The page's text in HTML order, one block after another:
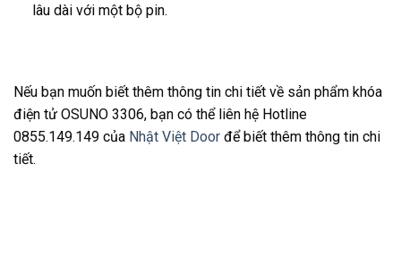
lâu dài với một bộ pin.
Nếu bạn muốn biết thêm thông tin chi tiết về sản phẩm khóa
điện tử OSUNO 3306, bạn có thể liên hệ Hotline
0855.149.149 của Nhật Việt Door để biết thêm thông tin chi
tiết.